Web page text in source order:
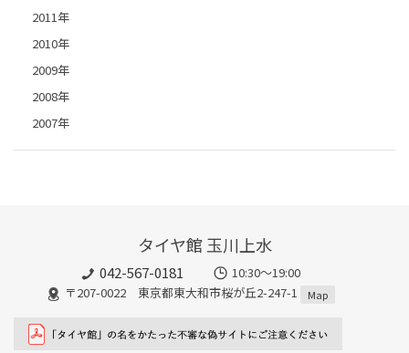
2011年
2010年
2009年
2008年
2007年
タイヤ館 玉川上水
042-567-0181
10:30～19:00
〒207-0022 東京都東大和市桜が丘2-247-1
Map